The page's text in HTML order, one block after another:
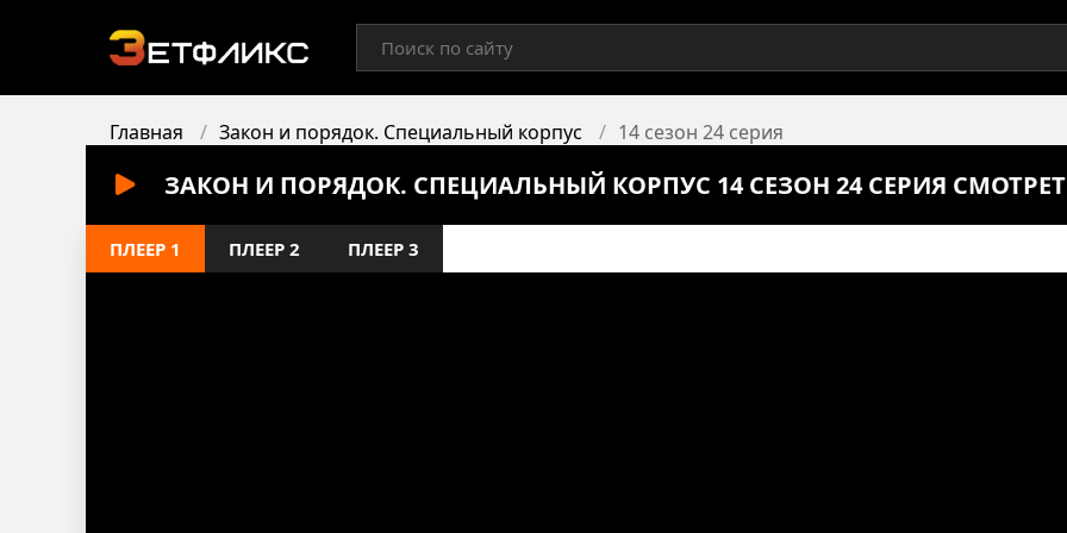
Главная Закон и порядок. Специальный корпус 14 сезон 24 серия
ЗАКОН И ПОРЯДОК. СПЕЦИАЛЬНЫЙ КОРПУС 14 СЕЗОН 24 СЕРИЯ
ПЛЕЕР 1 ПЛЕЕР 2 ПЛЕЕР 3